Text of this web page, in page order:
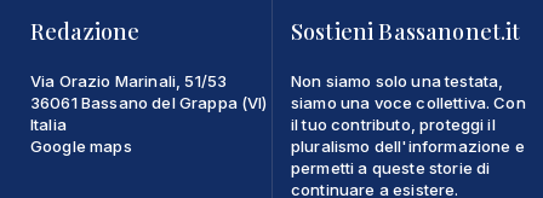
Redazione
Via Orazio Marinali, 51/53
36061 Bassano del Grappa (VI)
Italia
Google maps
Sostieni Bassanonet.it
Non siamo solo una testata,
siamo una voce collettiva. Con
il tuo contributo, proteggi il
pluralismo dell'informazione e
permetti a queste storie di
continuare a esistere.